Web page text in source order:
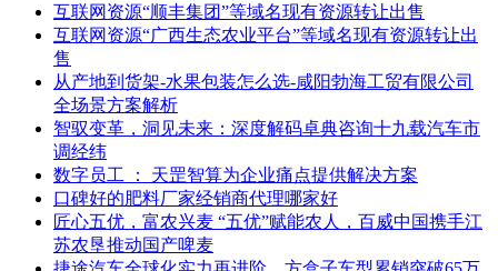
互联网资源“顺丰集团”等域名现有资源转让出售
互联网资源“广西生态农业平台”等域名现有资源转让出
售
从产地到货架-水果包装怎么选-咸阳勃海工贸有限公司
全场景方案解析
智驭变革，洞见未来：深度解码卓典咨询十九载汽车市
调经纬
数字员工 ： 天罡智算为企业痛点提供解决方案
口碑好的肥料厂家经销商代理哪家好
匠心五优，富农兴麦 “五优”赋能农人，百威中国携手江
苏农垦推动国产啤麦